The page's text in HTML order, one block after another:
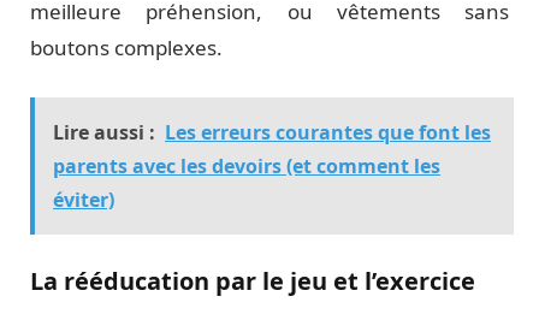
meilleure préhension, ou vêtements sans
boutons complexes.
Lire aussi : Les erreurs courantes que font les
parents avec les devoirs (et comment les
éviter)
La rééducation par le jeu et l’exercice